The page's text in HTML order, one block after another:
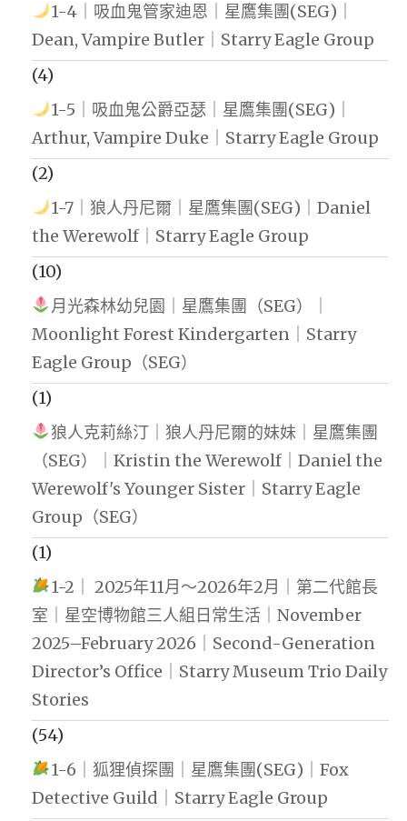
1-4｜吸血鬼管家迪恩｜星鷹集團(SEG)｜
Dean, Vampire Butler｜Starry Eagle Group
(4)
1-5｜吸血鬼公爵亞瑟｜星鷹集團(SEG)｜
Arthur, Vampire Duke｜Starry Eagle Group
(2)
1-7｜狼人丹尼爾｜星鷹集團(SEG)｜Daniel
the Werewolf｜Starry Eagle Group
(10)
月光森林幼兒園｜星鷹集團（SEG）｜
Moonlight Forest Kindergarten｜Starry
Eagle Group（SEG）
(1)
狼人克莉絲汀｜狼人丹尼爾的妹妹｜星鷹集團
（SEG）｜Kristin the Werewolf｜Daniel the
Werewolf's Younger Sister｜Starry Eagle
Group（SEG）
(1)
1-2｜ 2025年11月～2026年2月｜第二代館長
室｜星空博物館三人組日常生活｜November
2025–February 2026｜Second-Generation
Director’s Office｜Starry Museum Trio Daily
Stories
(54)
1-6｜狐狸偵探團｜星鷹集團(SEG)｜Fox
Detective Guild｜Starry Eagle Group